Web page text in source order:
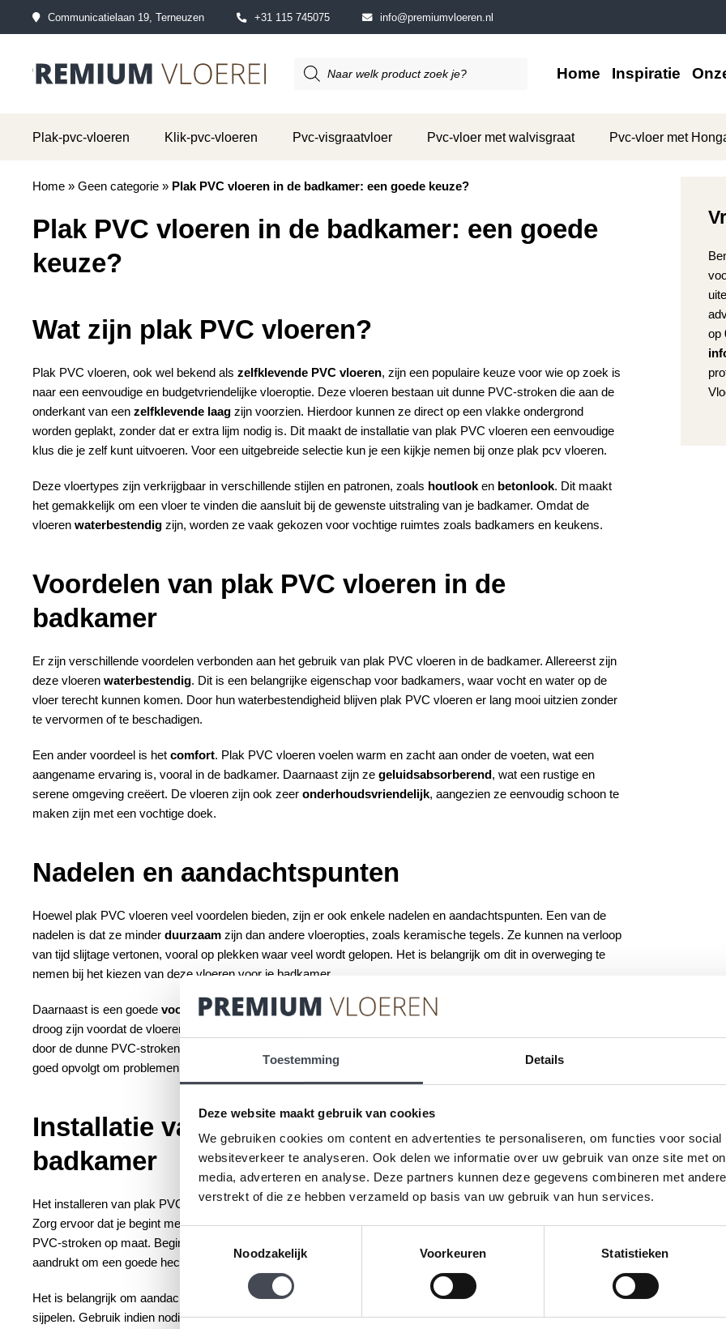
Toestemming Details
Deze website maakt gebruik van cookies
We gebruiken cookies om content en advertenties te personaliseren, om functies voor
websiteverkeer te analyseren. Ook delen we informatie over uw gebruik van onze site met
media, adverteren en analyse. Deze partners kunnen deze gegevens combineren met
verstrekt of die ze hebben verzameld op basis van uw gebruik van hun services.
Noodzakelijk
Voorkeuren Statistieken
Communicatielaan 19, Terneuzen +31 115 745075 info@premiumvloeren.nl
Producten
zoeken
Home Inspiratie
Plak-pvc-vloeren Klik-pvc-vloeren Pvc-visgraatvloer Pvc-vloer met walvisgraat Pvc-vloer met
Home »Geen categorie » Plak PVC vloeren in de badkamer: een goede keuze?
Plak PVC vloeren in de badkamer: een goede
keuze?
Wat zijn plak PVC vloeren?
Plak PVC vloeren, ook wel bekend alszelfklevende PVC vloeren, zijn een populaire keuze voor wie op zoek is
naar een eenvoudige en budgetvriendelijke vloeroptie. Deze vloeren bestaan uit dunne PVC-stroken die aan de
onderkant van eenzelfklevende laag zijn voorzien. Hierdoor kunnen ze direct op een vlakke ondergrond
worden geplakt, zonder dat er extra lijm nodig is. Dit maakt de installatie van plak PVC vloeren een eenvoudige
klus die je zelf kunt uitvoeren. Voor een uitgebreide selectie kun je een kijkje nemen bijonze plak pcv vloeren.
Deze vloertypes zijn verkrijgbaar in verschillende stijlen en patronen, zoals houtlook en betonlook. Dit maakt
het gemakkelijk om een vloer te vinden die aansluit bij de gewenste uitstraling van je badkamer. Omdat de
vloerenwaterbestendig zijn, worden ze vaak gekozen voor vochtige ruimtes zoals badkamers en keukens.
Voordelen van plak PVC vloeren in de
badkamer
Er zijn verschillende voordelen verbonden aan het gebruik van plak PVC vloeren in de badkamer. Allereerst zijn
deze vloerenwaterbestendig. Dit is een belangrijke eigenschap voor badkamers, waar vocht en water op de
vloer terecht kunnen komen. Door hun waterbestendigheid blijven plak PVC vloeren er lang mooi uitzien zonder
te vervormen of te beschadigen.
Een ander voordeel is hetcomfort. Plak PVC vloeren voelen warm en zacht aan onder de voeten, wat een
aangename ervaring is, vooral in de badkamer. Daarnaast zijn zegeluidsabsorberend, wat een rustige en
serene omgeving creëert. De vloeren zijn ook zeeronderhoudsvriendelijk, aangezien ze eenvoudig schoon te
maken zijn met een vochtige doek.
Nadelen en aandachtspunten
Hoewel plak PVC vloeren veel voordelen bieden, zijn er ook enkele nadelen en aandachtspunten. Een van de
nadelen is dat ze minderduurzaam zijn dan andere vloeropties, zoals keramische tegels. Ze kunnen na verloop
van tijd slijtage vertonen, vooral op plekken waar veel wordt gelopen. Het is belangrijk om dit in overweging te
nemen bij het kiezen van deze vloeren voor je badkamer.
Daarnaast is een goedevoorbereiding van de ondervloer
cruciaal. De ondergrond moet vlak, schoon en
droog zijn voordat de vloeren worden geïnstalleerd. Oneffenheden in de ondervloer kunnen zichtbaar worden
door de dunne PVC-stroken, wat het eindresultaat kan beïnvloeden. Zorg ervoor dat je de
goed opvolgt om problemen te voorkomen.
Installatie van plak PVC vloeren in de
badkamer
Het installeren van plak PVC vloeren in de badkamer is een relatief eenvoudig proces dat je zelf kunt uitvoeren.
Zorg ervoor dat je begint met eenschone en droge ondergrond. Meet de ruimte nauwkeurig op en snijd de
PVC-stroken op maat. Begin in een hoek van de kamer en werk naar buiten toe, waarbij je elke strook stevig
aandrukt om een goede hechting te garanderen.
Het is belangrijk om aandacht te besteden aan de
, zodat er geen water onder de vloer kan
sijpelen. Gebruik indien nodig eensiliconenkitom naden en randen waterdicht af te sluiten. Volg altijd de
op